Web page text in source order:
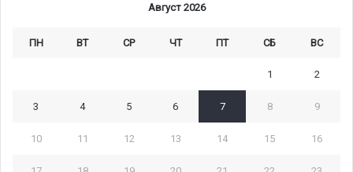
Август 2026
ПН ВТ СР ЧТ ПТ СБ ВС
1 2
3 4 5 6 7 8 9
10 11 12 13 14 15 16